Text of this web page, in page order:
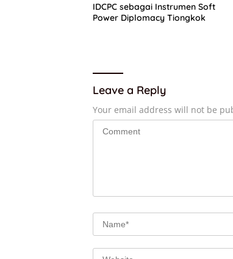
IDCPC sebagai Instrumen Soft
Power Diplomacy Tiongkok
Leave a Reply
Your email address will not be